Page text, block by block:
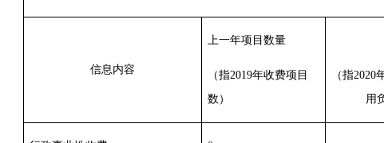
信息内容
上一年项目数量
（指2019年收费项目
数）
（指
用